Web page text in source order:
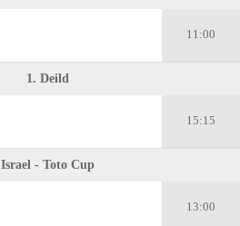
11:00
1. Deild
15:15
Israel - Toto Cup
13:00